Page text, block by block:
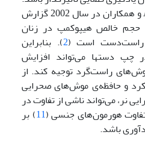
در تأیید یافته‌های ما Anstey و همکاران در سال 2002 گزارش
حجم خالص هیپوکمپ در زنان
راست‌دست است (2). بنابراین
چپ دستها می‌تواند افزایش
راست‌گرد توجیه کند. از
و حافظه‌ی موش‌های صحرایی‌
نر، می‌تواند ناشی از تفاوت در
هورمون‌های جنسی (11) بر
باشد.